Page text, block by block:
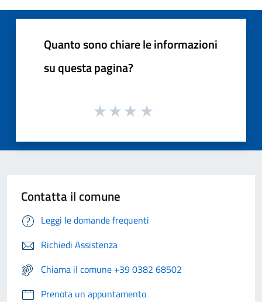
Quanto sono chiare le informazioni
su questa pagina?
Contatta il comune
Leggi le domande frequenti
Richiedi Assistenza
Chiama il comune +39 0382 68502
Prenota un appuntamento